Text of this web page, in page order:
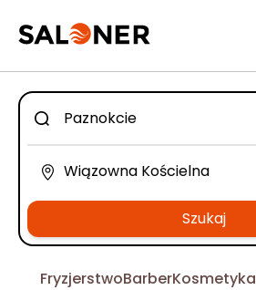
Szukaj
FryzjerstwoBarberKosmetyka